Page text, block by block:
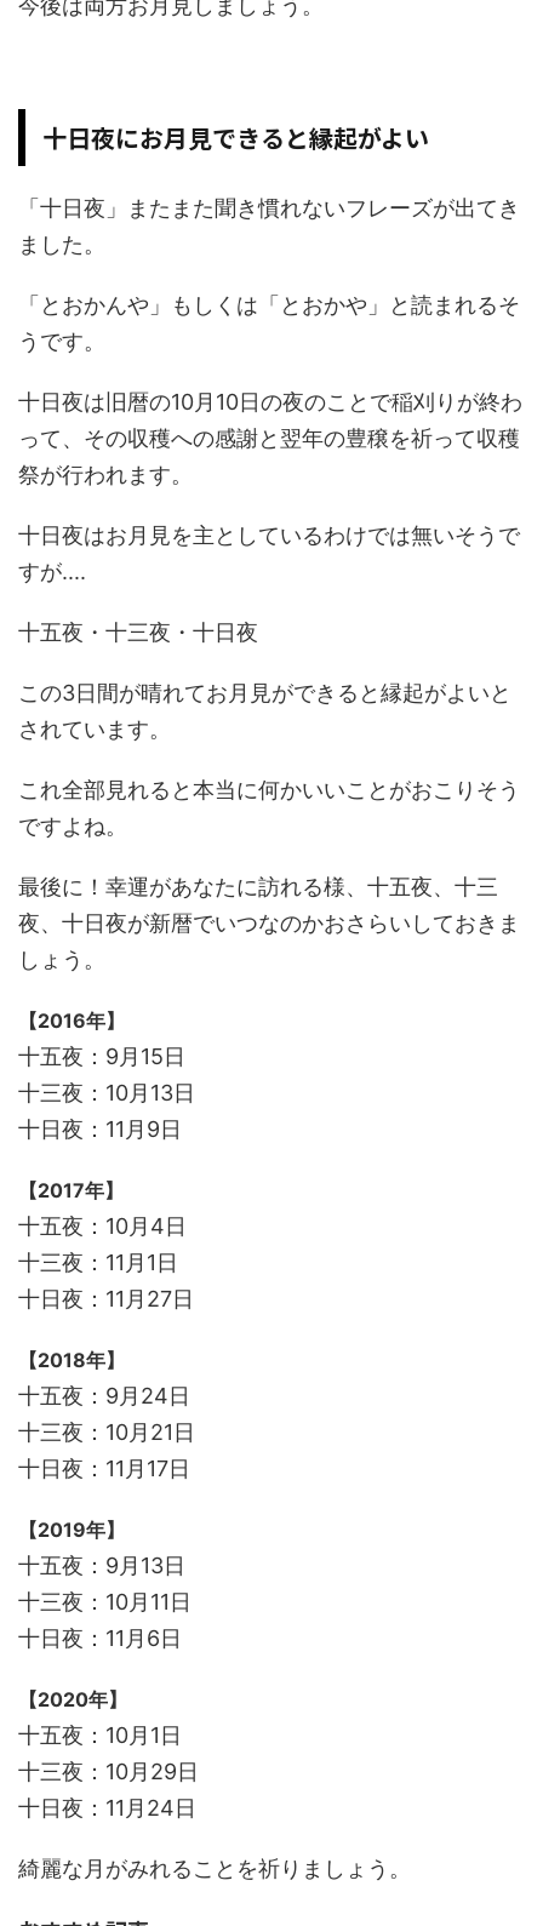
今後は両方お月見しましょう。
十日夜にお月見できると縁起がよい
「十日夜」またまた聞き慣れないフレーズが出てき
ました。
「とおかんや」もしくは「とおかや」と読まれるそ
うです。
十日夜は旧暦の10月10日の夜のことで稲刈りが終わ
って、その収穫への感謝と翌年の豊穣を祈って収穫
祭が行われます。
十日夜はお月見を主としているわけでは無いそうで
すが....
十五夜・十三夜・十日夜
この3日間が晴れてお月見ができると縁起がよいと
されています。
これ全部見れると本当に何かいいことがおこりそう
ですよね。
最後に！幸運があなたに訪れる様、十五夜、十三
夜、十日夜が新暦でいつなのかおさらいしておきま
しょう。
【2016年】
十五夜：9月15日
十三夜：10月13日
十日夜：11月9日
【2017年】
十五夜：10月4日
十三夜：11月1日
十日夜：11月27日
【2018年】
十五夜：9月24日
十三夜：10月21日
十日夜：11月17日
【2019年】
十五夜：9月13日
十三夜：10月11日
十日夜：11月6日
【2020年】
十五夜：10月1日
十三夜：10月29日
十日夜：11月24日
綺麗な月がみれることを祈りましょう。